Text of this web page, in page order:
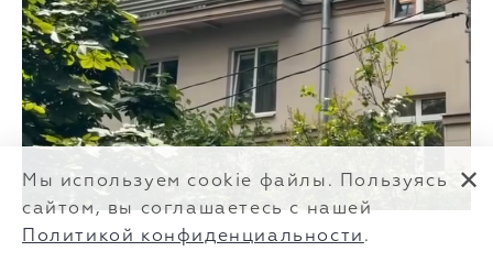
Мы используем cookie файлы. Пользуясь
сайтом, вы соглашаетесь с нашей
Политикой конфиденциальности .
✕